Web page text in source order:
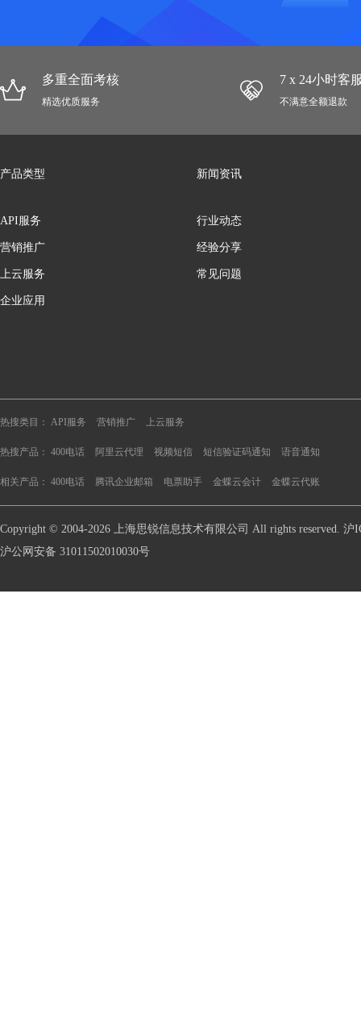
多重全面考核
精选优质服务
7 x 24小时客
不满意全额退款
产品类型
API服务
营销推广
上云服务
企业应用
新闻资讯
行业动态
经验分享
常见问题
热搜类目： API服务 营销推广 上云服务
热搜产品： 400电话 阿里云代理 视频短信 短信验证码通知 语音通知
相关产品： 400电话 腾讯企业邮箱 电票助手 金蝶云会计 金蝶云代账
Copyright © 2004-2026 上海思锐信息技术有限公司 All rights reserved. 沪
沪公网安备 31011502010030号